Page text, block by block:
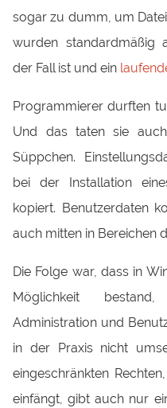
sogar zu dumm, um
wurden standardmäßig
der Fall ist und ein
Programmierer durften
Und das taten sie
Süppchen.
bei der Installation
kopiert. Benutzerdaten
auch mitten in Bereichen
Die Folge war, dass in
Möglichkeit
Administration und
in der Praxis nicht
eingeschränkten
einfängt, gibt auch nur